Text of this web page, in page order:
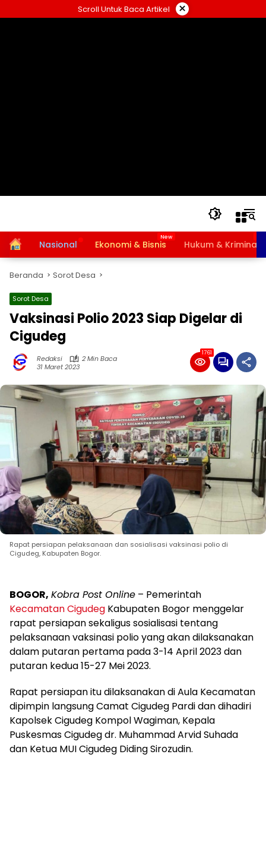
ke
Scroll Untuk Baca Artikel ×
HomeNasional Ekonomi & Bisnis Hukum & Kriminal
Beranda Sorot Desa
Sorot Desa
Vaksinasi Polio 2023 Siap Digelar di
Cigudeg
Redaksi
2 Min Baca
31 Maret 2023
1761
Rapat persiapan pelaksanaan dan sosialisasi vaksinasi polio di
Cigudeg, Kabupaten Bogor.
BOGOR, Kobra Post Online – Pemerintah
Kecamatan Cigudeg Kabupaten Bogor menggelar
rapat persiapan sekaligus sosialisasi tentang
pelaksanaan vaksinasi polio yang akan dilaksanakan
dalam putaran pertama pada 3-14 April 2023 dan
putaran kedua 15-27 Mei 2023.
Rapat persiapan itu dilaksanakan di Aula Kecamatan
dipimpin langsung Camat Cigudeg Pardi dan dihadiri
Kapolsek Cigudeg Kompol Wagiman, Kepala
Puskesmas Cigudeg dr. Muhammad Arvid Suhada
dan Ketua MUI Cigudeg Diding Sirozudin.